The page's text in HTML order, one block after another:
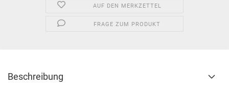
AUF DEN MERKZETTEL
FRAGE ZUM PRODUKT
Beschreibung